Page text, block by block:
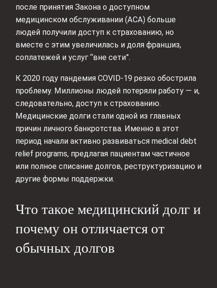
после принятия Закона о доступном
медицинском обслуживании (ACA) больше
людей получили доступ к страхованию, но
вместе с этим увеличилась и доля франшиз,
соплатежей и услуг “вне сети”.
К 2020 году пандемия COVID-19 резко обострила
проблему. Миллионы людей потеряли работу — и,
следовательно, доступ к страхованию.
Медицинские долги стали одной из главных
причин личного банкротства. Именно в этот
период начали активно развиваться medical debt
relief programs, предлагая пациентам частичное
или полное списание долгов, реструктуризацию и
другие формы поддержки.
Что такое медицинский долг и
почему он отличается от
обычных долгов